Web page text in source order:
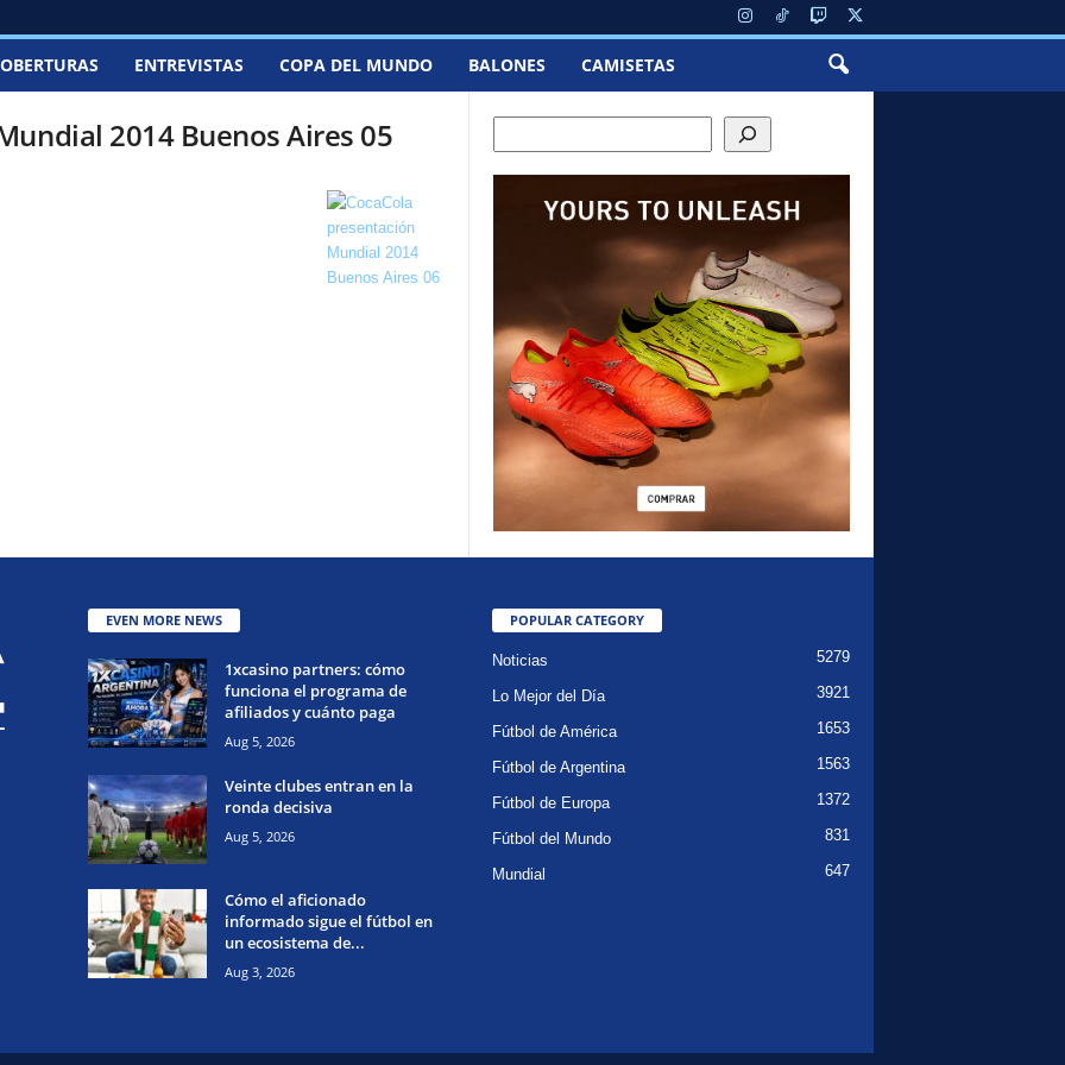
ENTREVISTAS COPA DEL MUNDO BALONES CAMISETAS
2014 Buenos Aires 05
EVEN MORE NEWS
1xcasino partners: cómo
funciona el programa de
afiliados y cuánto paga
Aug 5, 2026
Veinte clubes entran en la
ronda decisiva
Aug 5, 2026
Cómo el aficionado
informado sigue el fútbol en
un ecosistema de...
Aug 3, 2026
POPULAR CATEGORY
Noticias 5279
Lo Mejor del Día 3921
Fútbol de América 1653
Fútbol de Argentina 1563
Fútbol de Europa 1372
Fútbol del Mundo 831
Mundial 647